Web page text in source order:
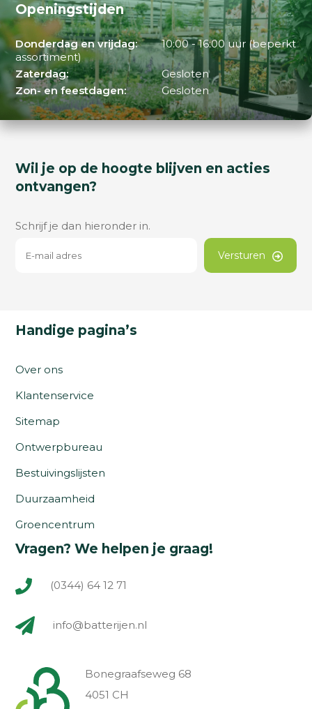
Openingstijden
Donderdag en vrijdag:
10:00 - 16:00 uur (beperkt
assortiment)
Zaterdag:
Gesloten
Zon- en feestdagen:
Gesloten
Wil je op de hoogte blijven en acties
ontvangen?
Schrijf je dan hieronder in.
Versturen
Handige pagina’s
Over ons
Klantenservice
Sitemap
Ontwerpbureau
Bestuivingslijsten
Duurzaamheid
Groencentrum
Vragen? We helpen je graag!
(0344) 64 12 71
info@batterijen.nl
Bonegraafseweg 68
4051 CH